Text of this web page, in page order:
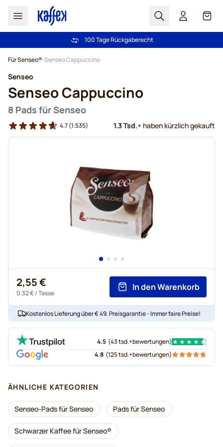
Suchen Cart
Kostenlos Lieferung über € 49
100 Tage Rückgaberecht
Für Senseo® Senseo Cappuccino
Senseo
Senseo Cappuccino
8 Pads für Senseo
4.7(1.535) 1.3 Tsd.+ haben kürzlich gekauft
2,55 €
0,32 €/ Tasse
In den Warenkorb
Kostenlos Lieferung über € 49. Preisgarantie - Immer faire Preise!
4.5 (43 tsd.+bewertungen)
4.8 (125 tsd.+bewertungen)
ÄHNLICHE KATEGORIEN
Senseo-Pads für Senseo Pads für Senseo
Schwarzer Kaffee für Senseo®